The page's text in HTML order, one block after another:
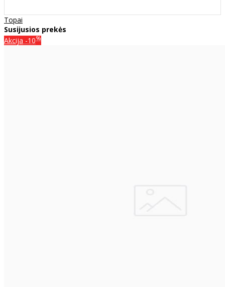
Topai
Susijusios prekės
Akcija -10%